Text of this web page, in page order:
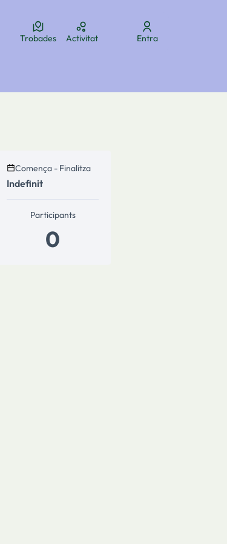
Aukeratu hizkuntza Choose language
Trobades Activitat Entra
Comença - Finalitza
Indefinit
Participants
0